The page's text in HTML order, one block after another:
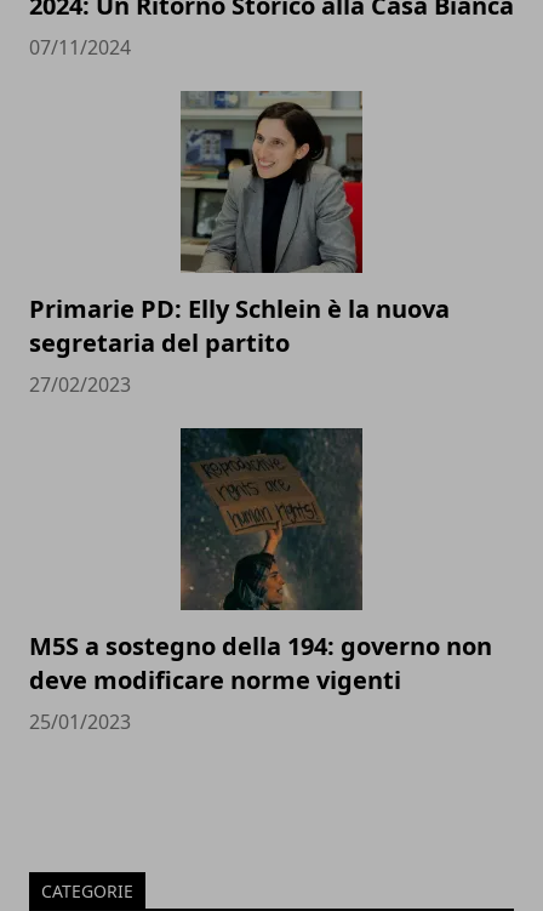
07/11/2024
Primarie PD: Elly Schlein è la nuova
segretaria del partito
27/02/2023
M5S a sostegno della 194: governo non
deve modificare norme vigenti
25/01/2023
CATEGORIE